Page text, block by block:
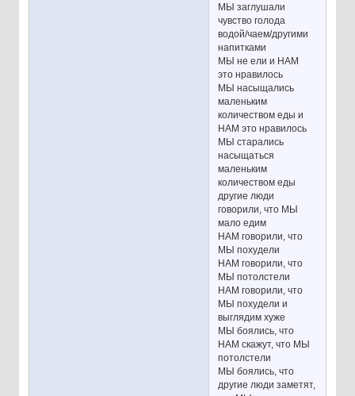
МЫ заглушали
чувство голода
водой/чаем/другими
напитками
МЫ не ели и НАМ
это нравилось
МЫ насыщались
маленьким
количеством еды и
НАМ это нравилось
МЫ старались
насыщаться
маленьким
количеством еды
другие люди
говорили, что МЫ
мало едим
НАМ говорили, что
МЫ похудели
НАМ говорили, что
МЫ потолстели
НАМ говорили, что
МЫ похудели и
выглядим хуже
МЫ боялись, что
НАМ скажут, что МЫ
потолстели
МЫ боялись, что
другие люди заметят,